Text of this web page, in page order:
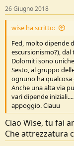
26 Giugno 2018
wise ha scritto:
Fed, molto dipende
escursionismo?),
Dolomiti sono
Sesto, al gruppo
ognuno ha qualcosa
Anche una alta via
vari dipende
appoggio. Ciauu
Ciao Wise, tu fai
Che attrezzatura